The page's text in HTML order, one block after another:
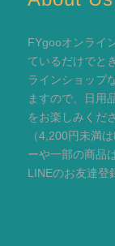
FYgooオンライ
ているだけでと
ラインショップ
ますので、日用
をお楽しみくだ
（4,200円未満
ーや一部の商品
LINEのお友達登